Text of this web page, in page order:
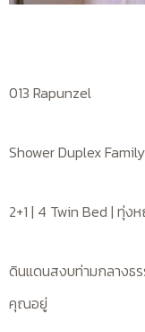
013 Rapunzel
Shower Duplex
2+1 | 4 Twin Bed | ทุ่ง
ดินแดนสงบท่ามกลางธ
คุณอยู่